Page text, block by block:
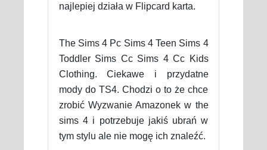
najlepiej działa w Flipcard karta.
The Sims 4 Pc Sims 4 Teen Sims 4
Toddler Sims Cc Sims 4 Cc Kids
Clothing. Ciekawe i przydatne
mody do TS4. Chodzi o to że chce
zrobić Wyzwanie Amazonek w the
sims 4 i potrzebuje jakiś ubrań w
tym stylu ale nie mogę ich znaleźć.